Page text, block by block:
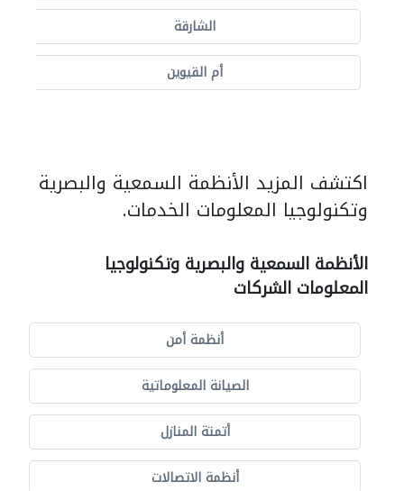
الشارقة
أم القيوين
اكتشف المزيد الأنظمة السمعية والبصرية
وتكنولوجيا المعلومات الخدمات.
الأنظمة السمعية والبصرية وتكنولوجيا
المعلومات الشركات
أنظمة أمن
الصيانة المعلوماتية
أتمتة المنازل
أنظمة الاتصالات